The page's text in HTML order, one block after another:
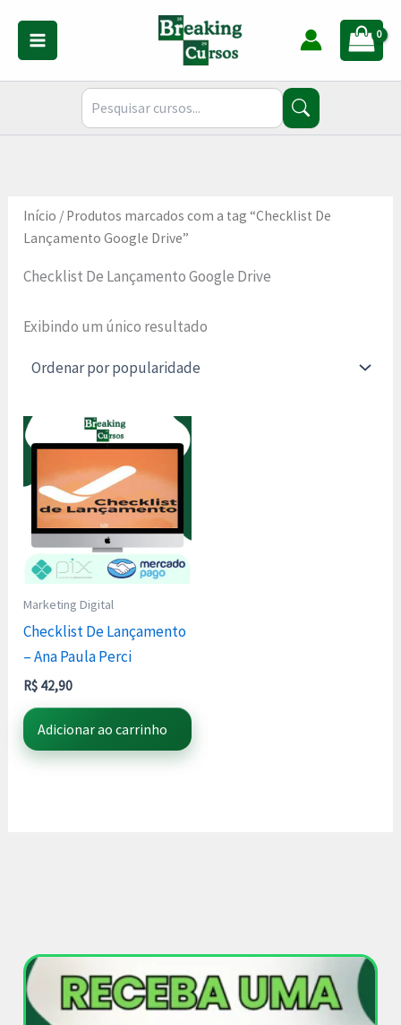
conteúdo
Início / Produtos marcados com a tag “Checklist De
Lançamento Google Drive”
Checklist De Lançamento Google Drive
Exibindo um único resultado
Marketing Digital
Checklist De Lançamento
– Ana Paula Perci
R$ 42,90
Adicionar ao carrinho